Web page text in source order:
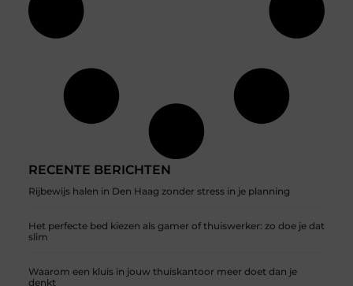
RECENTE BERICHTEN
Rijbewijs halen in Den Haag zonder stress in je planning
Het perfecte bed kiezen als gamer of thuiswerker: zo doe je dat
slim
Waarom een kluis in jouw thuiskantoor meer doet dan je
denkt